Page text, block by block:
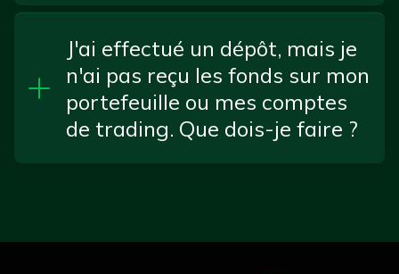
J'ai effectué un dépôt, mais je
n'ai pas reçu les fonds sur mon
portefeuille ou mes comptes
de trading. Que dois-je faire ?